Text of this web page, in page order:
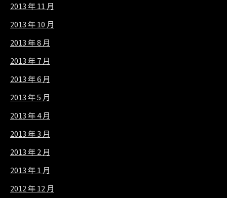
2013 年 11 月
2013 年 10 月
2013 年 8 月
2013 年 7 月
2013 年 6 月
2013 年 5 月
2013 年 4 月
2013 年 3 月
2013 年 2 月
2013 年 1 月
2012 年 12 月